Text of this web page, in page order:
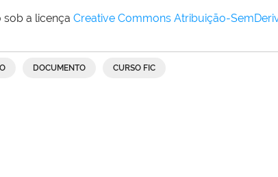
a licença Creative Commons Atribuição-
DOCUMENTO CURSO FIC